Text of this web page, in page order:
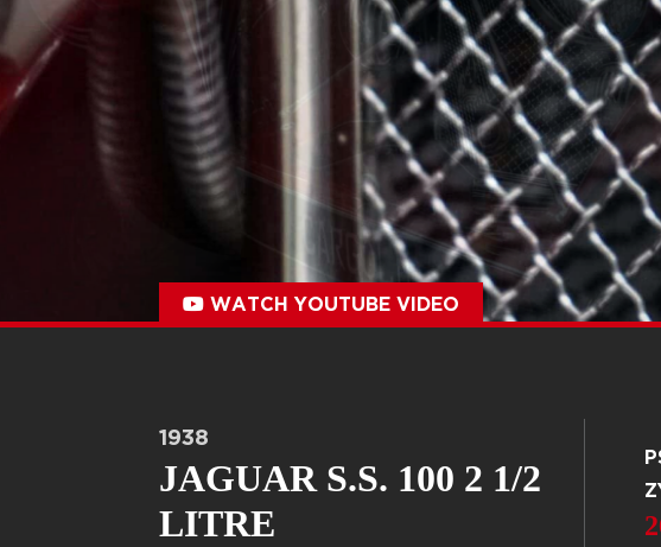
WATCH YOUTUBE VIDEO
1938
JAGUAR S.S. 100 2 1/2
LITRE